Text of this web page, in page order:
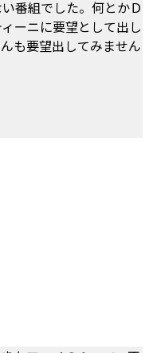
番組でした。何とかＤ
ーニに要望として出し
も要望出してみません